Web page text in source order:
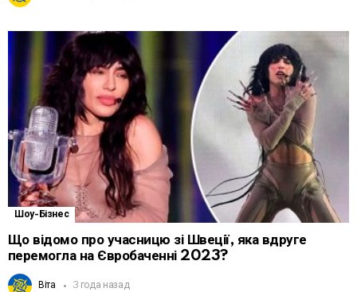
Шоу-Бізнес
Що відомо про учасницю зі Швеції, яка вдруге
перемогла на Євробаченні 2023?
Віта 3 года назад